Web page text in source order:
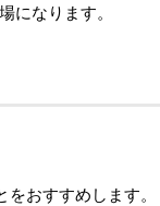
になります。
おすすめします。